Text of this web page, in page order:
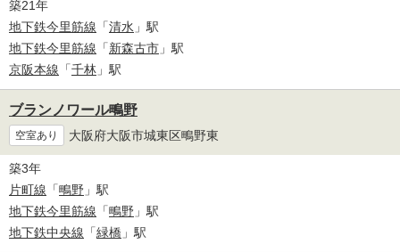
築21年
地下鉄今里筋線 「清水 」駅
地下鉄今里筋線 「新森古市 」駅
京阪本線 「千林 」駅
ブランノワール鴫野
空室あり 大阪府大阪市城東区鴫野東
築3年
片町線 「鴫野 」駅
地下鉄今里筋線 「鴫野 」駅
地下鉄中央線 「緑橋 」駅